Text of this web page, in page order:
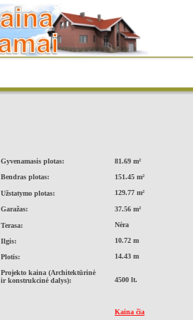
Gyvenamasis plotas:
Bendras plotas:
Užstatymo plotas:
Garažas:
Terasa:
Ilgis:
Plotis:
Projekto kaina (Architektūrinė
ir konstrukcinė dalys):
81.69 m²
151.45 m²
129.77 m²
37.56 m²
Nėra
10.72 m
14.43 m
4500 lt.
Kaina čia